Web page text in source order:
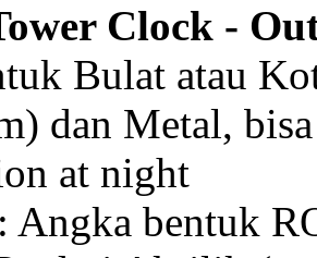
Clock -
Bulat atau
dan Metal,
at night
Angka bentuk